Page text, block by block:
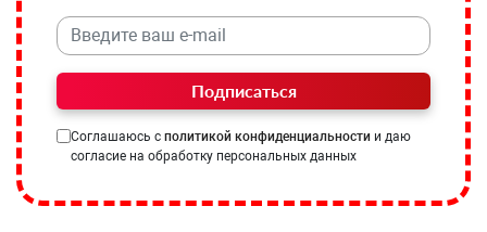
Подписаться
Соглашаюсь с политикой конфиденциальности и даю
согласие на обработку персональных данных